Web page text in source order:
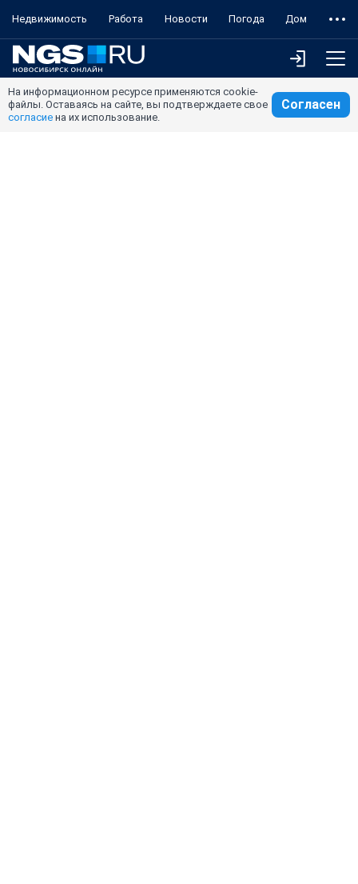
Недвижимость Работа Новости Погода Дом
На информационном ресурсе применяются cookie-
файлы. Оставаясь на сайте, вы подтверждаете свое
согласие на их использование.
Согласен